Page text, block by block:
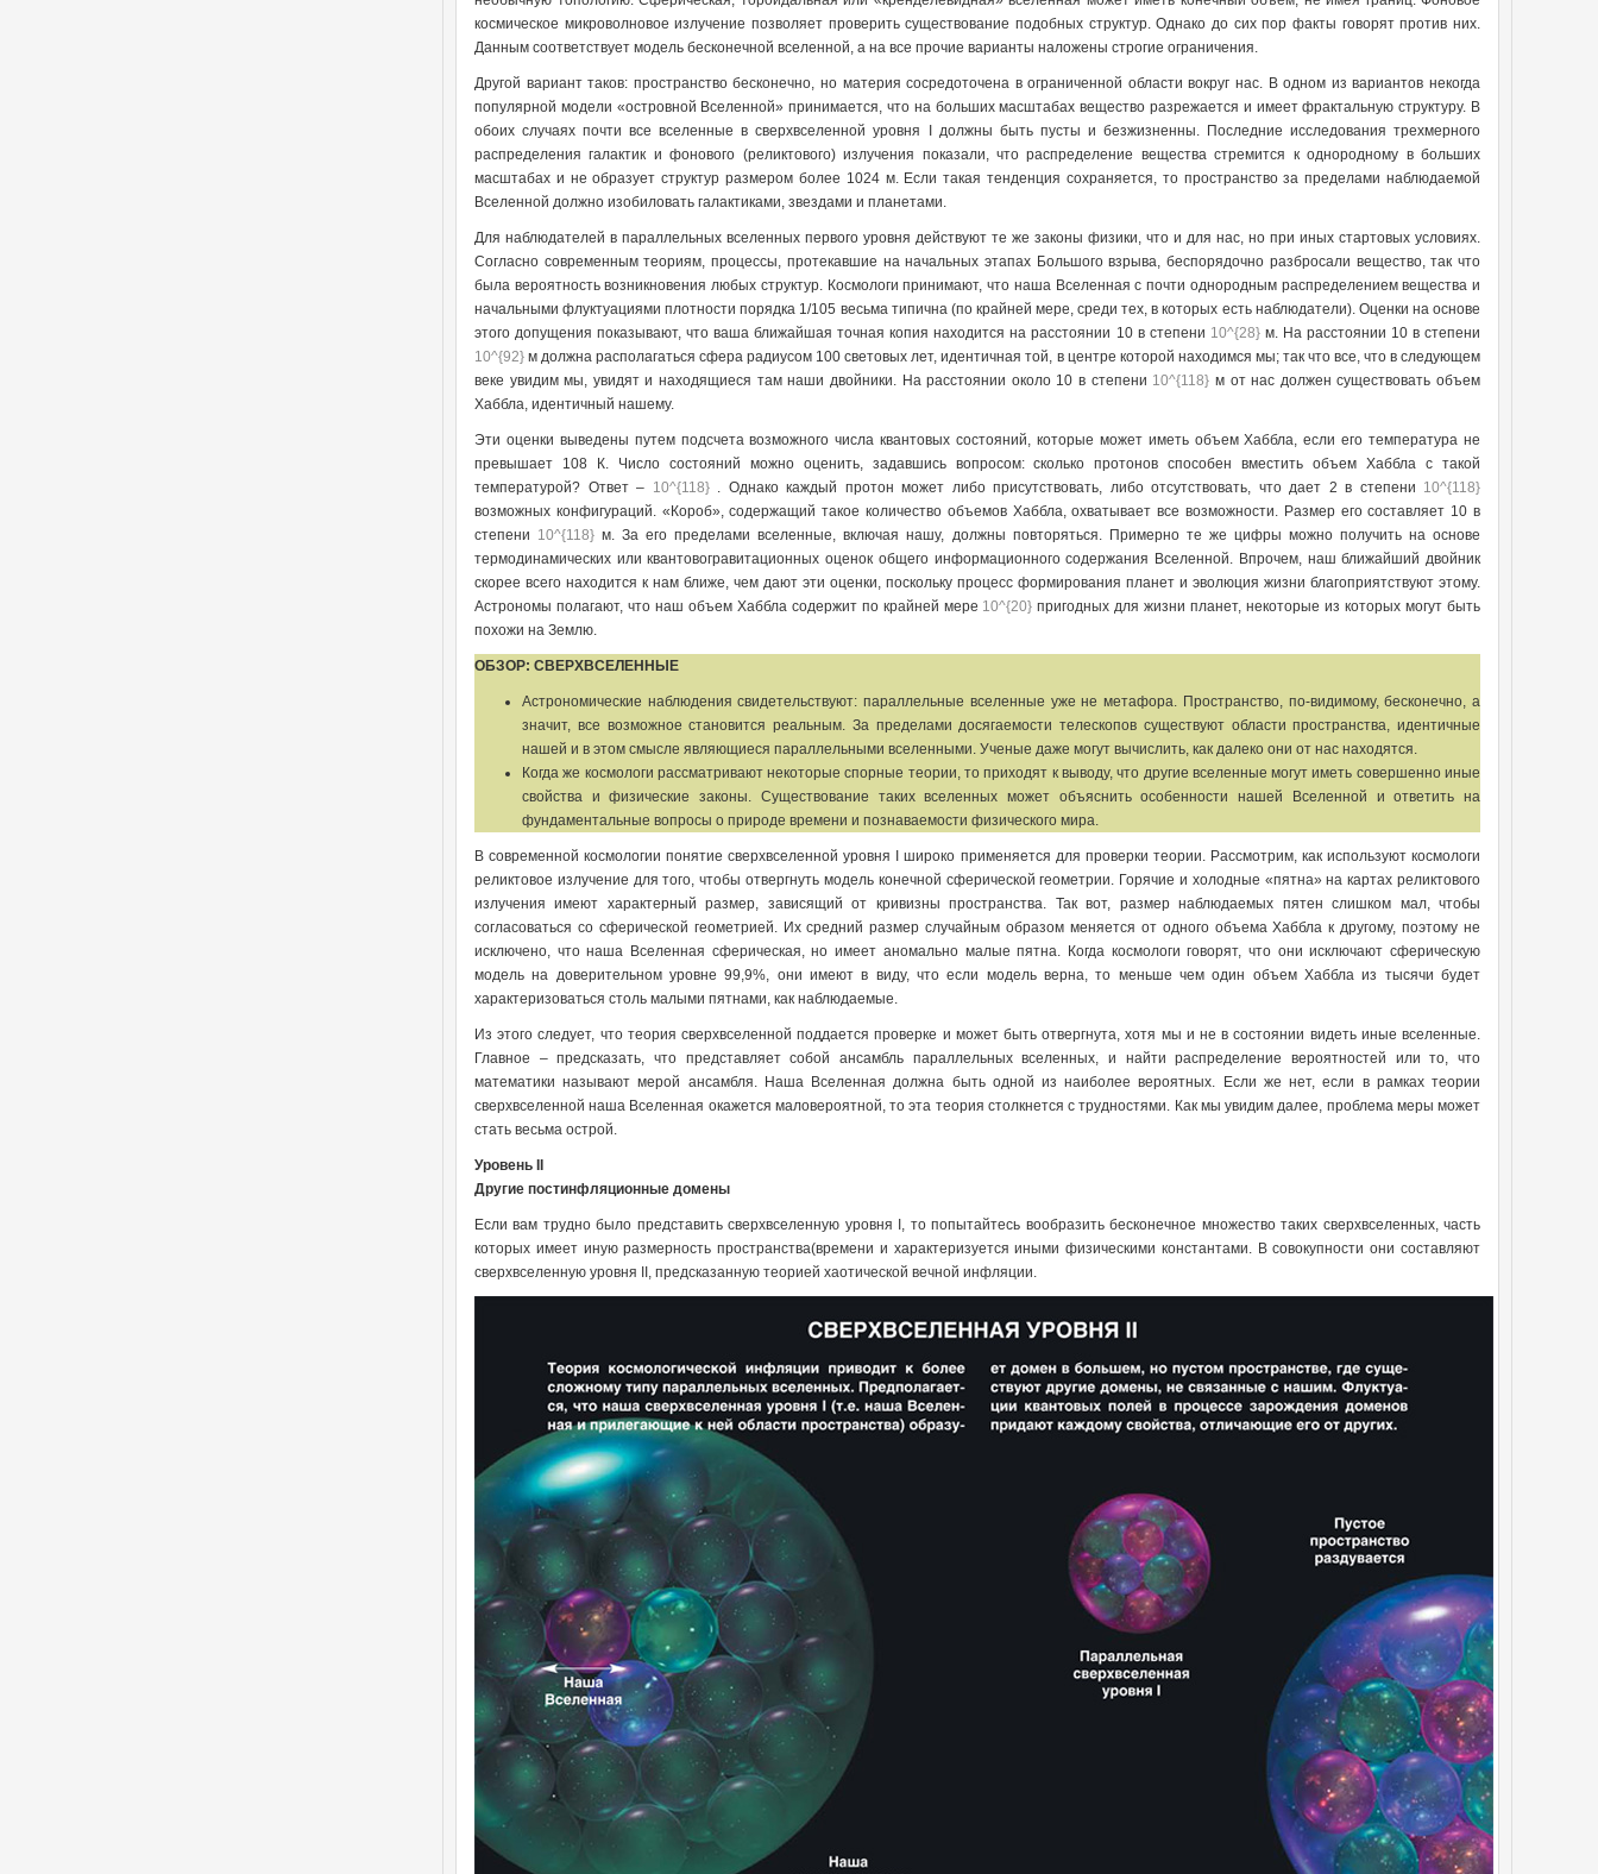
космическое микроволновое излучение позволяет проверить существование подобных структур. Однако до сих пор факты говорят против них.
Данным соответствует модель бесконечной вселенной, а на все прочие варианты наложены строгие ограничения.
Другой вариант таков: пространство бесконечно, но материя сосредоточена в ограниченной области вокруг нас. В одном из вариантов некогда
популярной модели «островной Вселенной» принимается, что на больших масштабах вещество разрежается и имеет фрактальную структуру. В
обоих случаях почти все вселенные в сверхвселенной уровня I должны быть пусты и безжизненны. Последние исследования трехмерного
распределения галактик и фонового (реликтового) излучения показали, что распределение вещества стремится к однородному в больших
масштабах и не образует структур размером более 1024 м. Если такая тенденция сохраняется, то пространство за пределами наблюдаемой
Вселенной должно изобиловать галактиками, звездами и планетами.
Для наблюдателей в параллельных вселенных первого уровня действуют те же законы физики, что и для нас, но при иных стартовых условиях.
Согласно современным теориям, процессы, протекавшие на начальных этапах Большого взрыва, беспорядочно разбросали вещество, так что
была вероятность возникновения любых структур. Космологи принимают, что наша Вселенная с почти однородным распределением вещества и
начальными флуктуациями плотности порядка 1/105 весьма типична (по крайней мере, среди тех, в которых есть наблюдатели). Оценки на основе
этого допущения показывают, что ваша ближайшая точная копия находится на расстоянии 10 в степени 10^{28}м. На расстоянии 10 в степени
10^{92} м должна располагаться сфера радиусом 100 световых лет, идентичная той, в центре которой находимся мы; так что все, что в следующем
веке увидим мы, увидят и находящиеся там наши двойники. На расстоянии около 10 в степени 10^{118} м от нас должен существовать объем
Хаббла, идентичный нашему.
Эти оценки выведены путем подсчета возможного числа квантовых состояний, которые может иметь объем Хаббла, если его температура не
превышает 108 К. Число состояний можно оценить, задавшись вопросом: сколько протонов способен вместить объем Хаббла с такой
температурой? Ответ – 10^{118}. Однако каждый протон может либо присутствовать, либо отсутствовать, что дает 2 в степени 10^{118}
возможных конфигураций. «Короб», содержащий такое количество объемов Хаббла, охватывает все возможности. Размер его составляет 10 в
степени 10^{118} м. За его пределами вселенные, включая нашу, должны повторяться. Примерно те же цифры можно получить на основе
термодинамических или квантовогравитационных оценок общего информационного содержания Вселенной. Впрочем, наш ближайший двойник
скорее всего находится к нам ближе, чем дают эти оценки, поскольку процесс формирования планет и эволюция жизни благоприятствуют этому.
Астрономы полагают, что наш объем Хаббла содержит по крайней мере 10^{20} пригодных для жизни планет, некоторые из которых могут быть
похожи на Землю.
ОБЗОР: СВЕРХВСЕЛЕННЫЕ
Астрономические наблюдения свидетельствуют: параллельные вселенные уже не метафора. Пространство, по-видимому, бесконечно, а
значит, все возможное становится реальным. За пределами досягаемости телескопов существуют области пространства, идентичные
нашей и в этом смысле являющиеся параллельными вселенными. Ученые даже могут вычислить, как далеко они от нас находятся.
Когда же космологи рассматривают некоторые спорные теории, то приходят к выводу, что другие вселенные могут иметь совершенно иные
свойства и физические законы. Существование таких вселенных может объяснить особенности нашей Вселенной и ответить на
фундаментальные вопросы о природе времени и познаваемости физического мира.
В современной космологии понятие сверхвселенной уровня I широко применяется для проверки теории. Рассмотрим, как используют космологи
реликтовое излучение для того, чтобы отвергнуть модель конечной сферической геометрии. Горячие и холодные «пятна» на картах реликтового
излучения имеют характерный размер, зависящий от кривизны пространства. Так вот, размер наблюдаемых пятен слишком мал, чтобы
согласоваться со сферической геометрией. Их средний размер случайным образом меняется от одного объема Хаббла к другому, поэтому не
исключено, что наша Вселенная сферическая, но имеет аномально малые пятна. Когда космологи говорят, что они исключают сферическую
модель на доверительном уровне 99,9%, они имеют в виду, что если модель верна, то меньше чем один объем Хаббла из тысячи будет
характеризоваться столь малыми пятнами, как наблюдаемые.
Из этого следует, что теория сверхвселенной поддается проверке и может быть отвергнута, хотя мы и не в состоянии видеть иные вселенные.
Главное – предсказать, что представляет собой ансамбль параллельных вселенных, и найти распределение вероятностей или то, что
математики называют мерой ансамбля. Наша Вселенная должна быть одной из наиболее вероятных. Если же нет, если в рамках теории
сверхвселенной наша Вселенная окажется маловероятной, то эта теория столкнется с трудностями. Как мы увидим далее, проблема меры может
стать весьма острой.
Уровень II
Другие постинфляционные домены
Если вам трудно было представить сверхвселенную уровня I, то попытайтесь вообразить бесконечное множество таких сверхвселенных, часть
которых имеет иную размерность пространства(времени и характеризуется иными физическими константами. В совокупности они составляют
сверхвселенную уровня II, предсказанную теорией хаотической вечной инфляции.